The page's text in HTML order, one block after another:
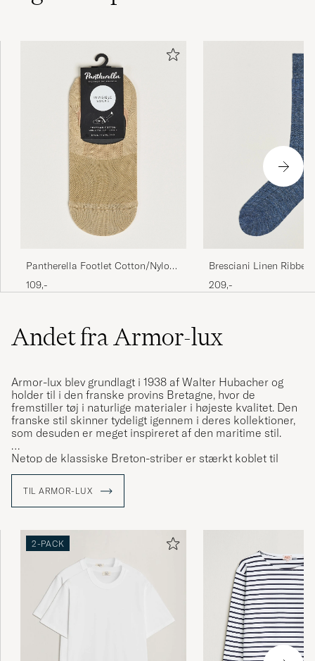
FREDRIK K KØBTE PÅ CAREOFCARL.SE
Pantherella Footlet Cotton/Nylon
Sock Khaki
109,-
Bresciani Linen Ribbed
Socks Blue Melange
209,-
Andet fra Armor-lux
Armor-lux blev grundlagt i 1938 af Walter Hubacher og
holder til i den franske provins Bretagne, hvor de
fremstiller tøj i naturlige materialer i højeste kvalitet. Den
franske stil skinner tydeligt igennem i deres kollektioner,
som desuden er meget inspireret af den maritime stil.
Netop de klassiske Breton-striber er stærkt koblet til
Armor-lux og har været et karakteristisk kendetegn
TIL ARMOR-LUX
2-PACK